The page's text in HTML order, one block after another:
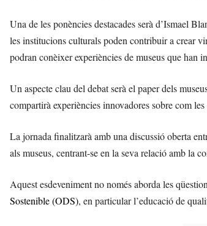
Una de les ponències destacades serà d’Ismael
les institucions culturals poden contribuir a crear
podran conèixer experiències de museus que han
Un aspecte clau del debat serà el paper dels
compartirà experiències innovadores sobre com
La jornada finalitzarà amb una discussió oberta
als museus, centrant-se en la seva relació amb la
Aquest esdeveniment no només aborda les
Sostenible (ODS), en particular l’educació de